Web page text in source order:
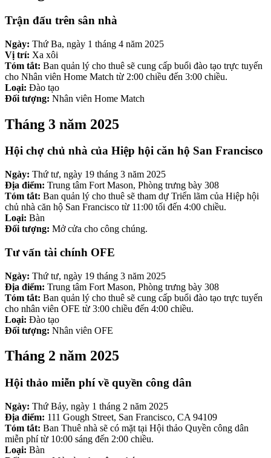
Trận đấu trên sân nhà
Ngày: Thứ Ba, ngày 1 tháng 4 năm 2025
Vị trí: Xa xôi
Tóm tắt: Ban quản lý cho thuê sẽ cung cấp buổi đào tạo trực tuyến
cho Nhân viên Home Match từ 2:00 chiều đến 3:00 chiều.
Loại: Đào tạo
Đối tượng: Nhân viên Home Match
Tháng 3 năm 2025
Hội chợ chủ nhà của Hiệp hội căn hộ San Francisco
Ngày: Thứ tư, ngày 19 tháng 3 năm 2025
Địa điểm: Trung tâm Fort Mason, Phòng trưng bày 308
Tóm tắt: Ban quản lý cho thuê sẽ tham dự Triển lãm của Hiệp hội
chủ nhà căn hộ San Francisco từ 11:00 tối đến 4:00 chiều.
Loại: Bàn
Đối tượng: Mở cửa cho công chúng.
Tư vấn tài chính OFE
Ngày: Thứ tư, ngày 19 tháng 3 năm 2025
Địa điểm: Trung tâm Fort Mason, Phòng trưng bày 308
Tóm tắt: Ban quản lý cho thuê sẽ cung cấp buổi đào tạo trực tuyến
cho nhân viên OFE từ 3:00 chiều đến 4:00 chiều.
Loại: Đào tạo
Đối tượng: Nhân viên OFE
Tháng 2 năm 2025
Hội thảo miễn phí về quyền công dân
Ngày: Thứ Bảy, ngày 1 tháng 2 năm 2025
Địa điểm: 111 Gough Street, San Francisco, CA 94109
Tóm tắt: Ban Thuê nhà sẽ có mặt tại Hội thảo Quyền công dân
miễn phí từ 10:00 sáng đến 2:00 chiều.
Loại: Bàn